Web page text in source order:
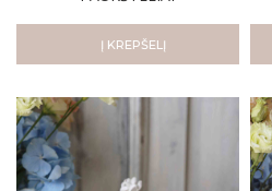
Į KREPŠELĮ